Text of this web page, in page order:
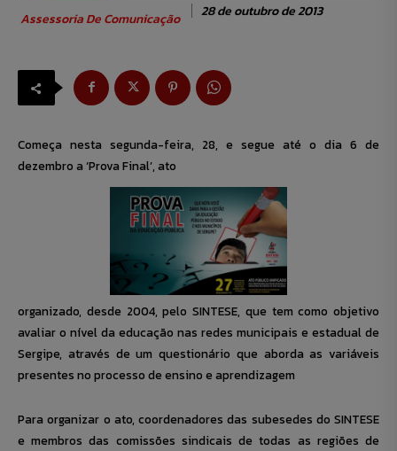
Assessoria De Comunicação 28 de outubro de 2013
Começa nesta segunda-feira, 28, e segue até o dia 6 de
dezembro a ‘Prova Final’, ato
organizado, desde 2004, pelo SINTESE, que tem como objetivo
avaliar o nível da educação nas redes municipais e estadual de
Sergipe, através de um questionário que aborda as variáveis
presentes no processo de ensino e aprendizagem
Para organizar o ato, coordenadores das subesedes do SINTESE
e membros das comissões sindicais de todas as regiões de